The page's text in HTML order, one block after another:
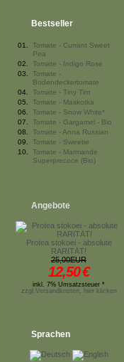
Bestseller
01.
Tomate - Currant Sweet
Pea
02.
Tomate - Indigo Rose
03.
Tomate -
Bodendeckertomate
04.
Tomate - Tiny Tim
05.
Tomate - Maskotka
06.
Tomate - Snow White*
07.
Tomate - Gargamel - Bio
08.
Tomate - Anna Russian
09.
Tomate - Sweetie
10.
Tomate - Marmande
Superprecoce (Bio)
Angebote
Protea stokoei - absolute
RARITÄT!
25,00EUR
12,50€
inkl. 7% Umsatzsteuer *
zzgl.Versandkosten, hier klicken
Sprachen